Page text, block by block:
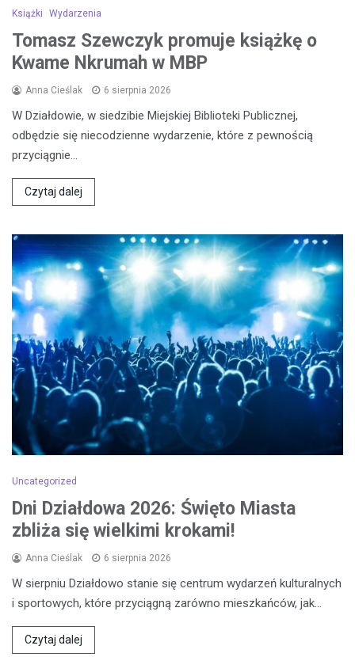
Książki Wydarzenia
Tomasz Szewczyk promuje książkę o
Kwame Nkrumah w MBP
Anna Cieślak 6 sierpnia 2026
W Działdowie, w siedzibie Miejskiej Biblioteki Publicznej,
odbędzie się niecodzienne wydarzenie, które z pewnością
przyciągnie…
Czytaj dalej
Uncategorized
Dni Działdowa 2026: Święto Miasta
zbliża się wielkimi krokami!
Anna Cieślak 6 sierpnia 2026
W sierpniu Działdowo stanie się centrum wydarzeń kulturalnych
i sportowych, które przyciągną zarówno mieszkańców, jak…
Czytaj dalej